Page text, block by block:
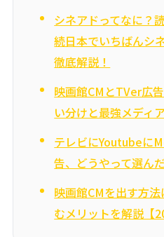
シネアドってなに？
続日本でいちばんシ
徹底解説！
映画館CMとTVer広
い分けと最強メディ
テレビにYoutubeに
告、どうやって選ん
映画館CMを出す方
むメリットを解説【